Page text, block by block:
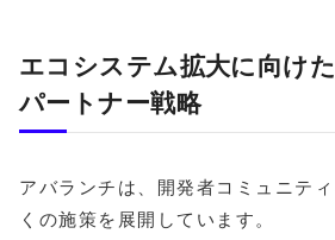
エコシステム拡大に向け
パートナー戦略
アバランチは、開発者コミュニテ
くの施策を展開しています。